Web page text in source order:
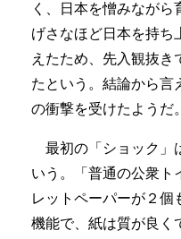
く、日本を憎みなが
げさなほど日本を持ち
えたため、先入観抜き
たという。結論から言
の衝撃を受けたようだ。
最初の「ショック」
いう。「普通の公衆ト
レットペーパーが２個
機能で、紙は質が良く